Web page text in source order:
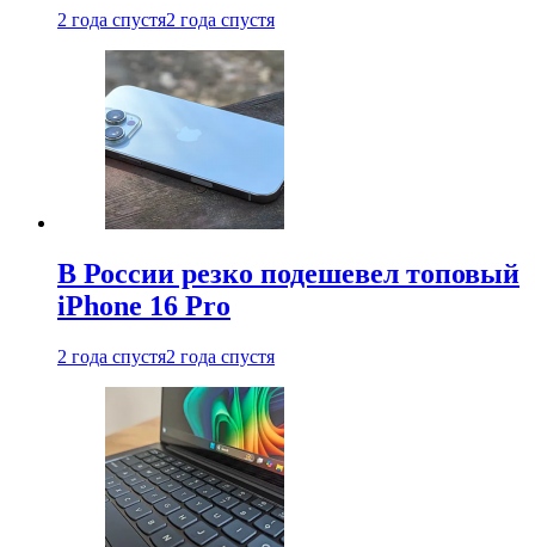
2 года спустя2 года спустя
В России резко подешевел топовый
iPhone 16 Pro
2 года спустя2 года спустя